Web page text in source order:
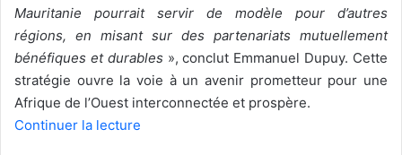
Mauritanie pourrait servir de modèle pour d’autres
régions, en misant sur des partenariats mutuellement
bénéfiques et durables », conclut Emmanuel Dupuy. Cette
stratégie ouvre la voie à un avenir prometteur pour une
Afrique de l’Ouest interconnectée et prospère.
Continuer la lecture